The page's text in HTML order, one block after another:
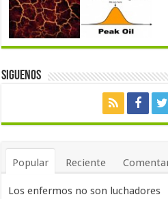
Siguenos
Popular Reciente
Los enfermos no son luchadores